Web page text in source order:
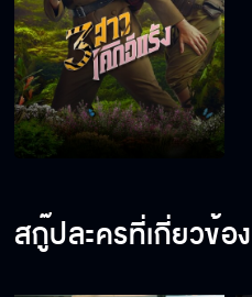
สกู๊ปละครที่เกี่ยวข้อง